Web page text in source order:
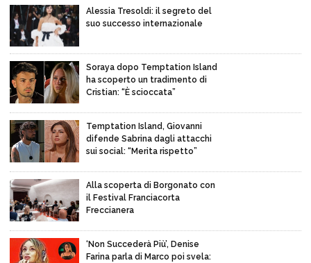
Alessia Tresoldi: il segreto del
suo successo internazionale
Soraya dopo Temptation Island
ha scoperto un tradimento di
Cristian: “È scioccata”
Temptation Island, Giovanni
difende Sabrina dagli attacchi
sui social: “Merita rispetto”
Alla scoperta di Borgonato con
il Festival Franciacorta
Freccianera
‘Non Succederà Più’, Denise
Farina parla di Marco poi svela: